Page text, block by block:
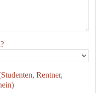
Rentner,